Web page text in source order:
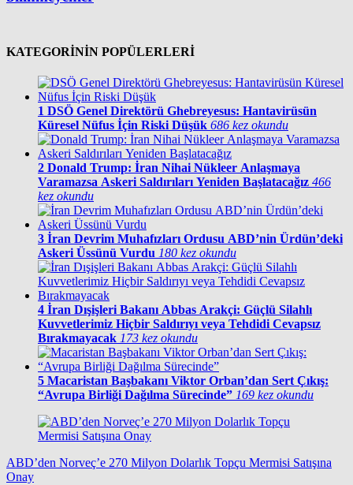
KATEGORİNİN POPÜLERLERİ
1 DSÖ Genel Direktörü Ghebreyesus: Hantavirüsün
Küresel Nüfus İçin Riski Düşük 686 kez okundu
2 Donald Trump: İran Nihai Nükleer Anlaşmaya
Varamazsa Askeri Saldırıları Yeniden Başlatacağız 466
kez okundu
3 İran Devrim Muhafızları Ordusu ABD’nin Ürdün’deki
Askeri Üssünü Vurdu 180 kez okundu
4 İran Dışişleri Bakanı Abbas Arakçi: Güçlü Silahlı
Kuvvetlerimiz Hiçbir Saldırıyı veya Tehdidi Cevapsız
Bırakmayacak 173 kez okundu
5 Macaristan Başbakanı Viktor Orban’dan Sert Çıkış:
“Avrupa Birliği Dağılma Sürecinde” 169 kez okundu
ABD’den Norveç’e 270 Milyon Dolarlık Topçu Mermisi Satışına
Onay